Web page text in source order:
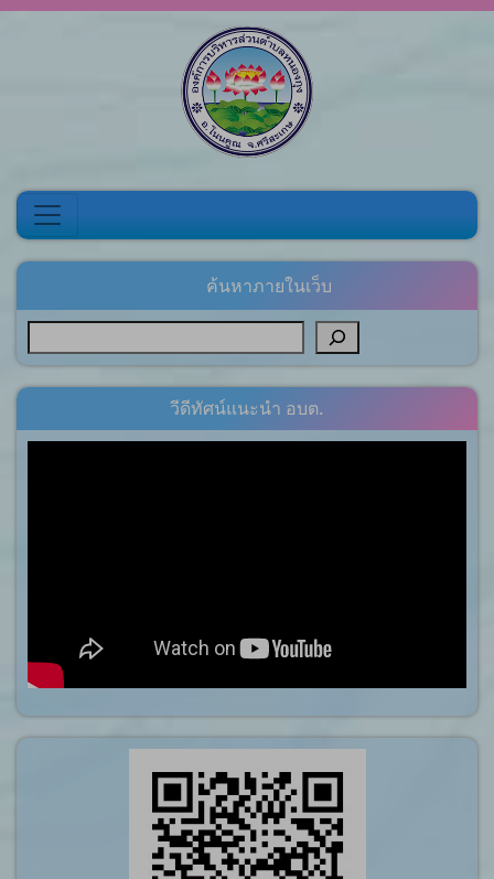
ค้นหาภายในเว็บ
วีดีทัศน์แนะนำ อบต.